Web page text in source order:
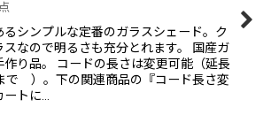
るシンプルな定番のガラスシェード。ク
スなので明るさも充分とれます。 国産ガ
り品。 コードの長さは変更可能（延長
で ）。下の関連商品の『コード長さ変
トに…